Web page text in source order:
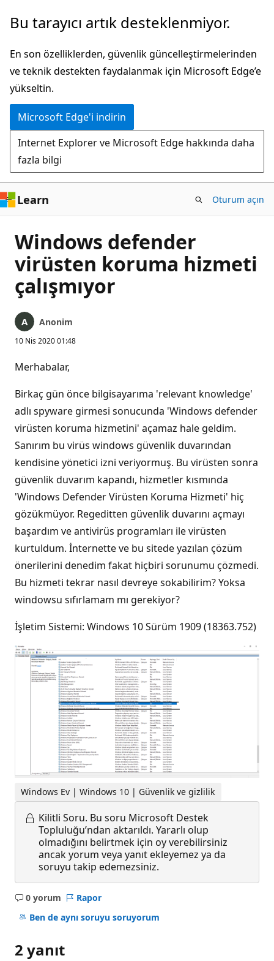
Ana
atla
Bu tarayıcı artık desteklenmiyor.
En son özelliklerden, güvenlik güncelleştirmelerinden
ve teknik destekten faydalanmak için Microsoft Edge’e
yükseltin.
Microsoft Edge'i indirin
Internet Explorer ve Microsoft Edge hakkında daha
fazla bilgi
Learn Oturum açın
Windows defender
virüsten koruma hizmeti
çalışmıyor
Anonim
10 Nis 2020 01:48
Merhabalar,
Birkaç gün önce bilgisayarıma 'relevant knowledge'
adlı spyware girmesi sonucunda 'Windows defender
virüsten koruma hizmetini' açamaz hale geldim.
Sanırım bu virüs windows güvenlik duvarından
kendisine yönetici izni veriyormuş. Bu virüsten sonra
güvenlik duvarım kapandı, hizmetler kısmında
'Windows Defender Virüsten Koruma Hizmeti' hiç
gözükmüyor. Regeditten güvenlik duvarını açmayı
başardım ve antivirüs programları ile virüsten
kurtuldum. İnternette ve bu sitede yazılan çözüm
önerilerini denedim fakat hiçbiri sorunumu çözmedi.
Bu hizmeti tekrar nasıl devreye sokabilirim? Yoksa
windowsu sıfırlamam mı gerekiyor?
İşletim Sistemi: Windows 10 Sürüm 1909 (18363.752)
Windows Ev | Windows 10 | Güvenlik ve gizlilik
Kilitli Soru. Bu soru Microsoft Destek
Topluluğu’ndan aktarıldı. Yararlı olup
olmadığını belirtmek için oy verebilirsiniz
ancak yorum veya yanıt ekleyemez ya da
soruyu takip edemezsiniz.
0 yorum
Açıklama
yok
Rapor
Ben de aynı soruyu soruyorum
2 yanıt